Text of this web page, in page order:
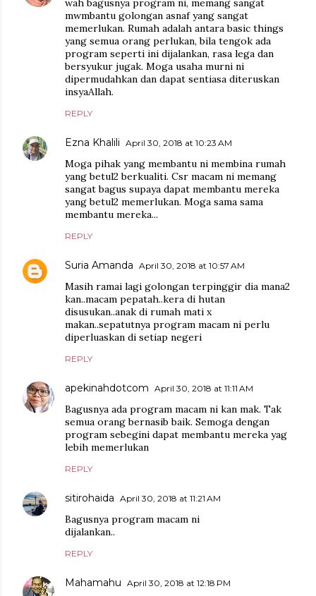
wah bagusnya program ni, memang sangat
mwmbantu golongan asnaf yang sangat
memerlukan. Rumah adalah antara basic things
yang semua orang perlukan, bila tengok ada
program seperti ini dijalankan, rasa lega dan
bersyukur jugak. Moga usaha murni ni
dipermudahkan dan dapat sentiasa diteruskan
insyaAllah.
REPLY
Ezna Khalili April 30, 2018 at 10:23 AM
Moga pihak yang membantu ni membina rumah
yang betul2 berkualiti. Csr macam ni memang
sangat bagus supaya dapat membantu mereka
yang betul2 memerlukan. Moga sama sama
membantu mereka...
REPLY
Suria Amanda April 30, 2018 at 10:57 AM
Masih ramai lagi golongan terpinggir dia mana2
kan..macam pepatah..kera di hutan
disusukan..anak di rumah mati x
makan..sepatutnya program macam ni perlu
diperluaskan di setiap negeri
REPLY
apekinahdotcom April 30, 2018 at 11:11 AM
Bagusnya ada program macam ni kan mak. Tak
semua orang bernasib baik. Semoga dengan
program sebegini dapat membantu mereka yag
lebih memerlukan
REPLY
sitirohaida April 30, 2018 at 11:21 AM
Bagusnya program macam ni
dijalankan..
REPLY
Mahamahu April 30, 2018 at 12:18 PM